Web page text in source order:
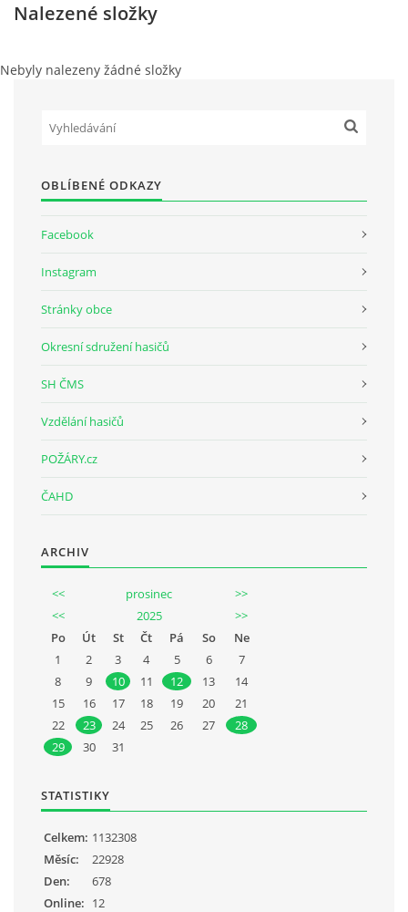
MODLITBA HASIČE
ARCHIV
Nalezené složky
Nebyly nalezeny žádné složky
OBLÍBENÉ ODKAZY
Facebook
Instagram
Stránky obce
Okresní sdružení hasičů
SH ČMS
Vzdělání hasičů
POŽÁRY.cz
ČAHD
ARCHIV
<< prosinec
>>
<<
2025
>>
Po
Út St Čt Pá So
Ne
1
2 3 4 5 6
7
8
9 10 11 12 13
14
15
16 17 18 19 20
21
22
23 24 25 26 27
28
29
30 31
STATISTIKY
Online: 12
Celkem: 1132308
Měsíc:
22928
Den:
678